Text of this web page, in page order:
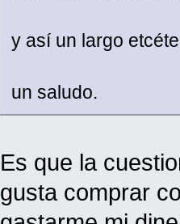
y así un largo
un saludo.
Es que la
gusta comprar